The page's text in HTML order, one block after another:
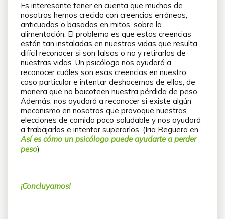
Es interesante tener en cuenta que muchos de
nosotros hemos crecido con creencias erróneas,
anticuadas o basadas en mitos, sobre la
alimentación. El problema es que estas creencias
están tan instaladas en nuestras vidas que resulta
difícil reconocer si son falsas o no y retirarlas de
nuestras vidas. Un psicólogo nos ayudará a
reconocer cuáles son esas creencias en nuestro
caso particular e intentar deshacernos de ellas, de
manera que no boicoteen nuestra pérdida de peso.
Además, nos ayudará a reconocer si existe algún
mecanismo en nosotros que provoque nuestras
elecciones de comida poco saludable y nos ayudará
a trabajarlos e intentar superarlos. (Iria Reguera en
Así es cómo un psicólogo puede ayudarte a perder
peso)
¡Concluyamos!